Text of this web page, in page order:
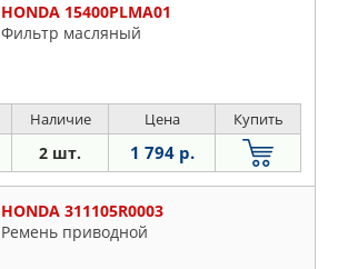
HONDA 15400PLMA01
Фильтр масляный
Наличие Цена Купить
2 шт. 1 794 р.
HONDA 311105R0003
Ремень приводной